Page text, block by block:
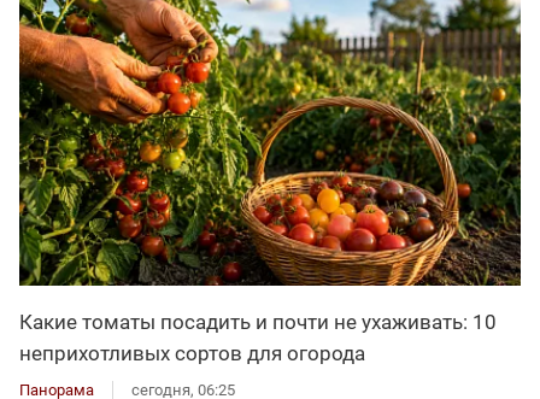
Какие томаты посадить и почти не ухаживать: 10
неприхотливых сортов для огорода
Панорама сегодня, 06:25